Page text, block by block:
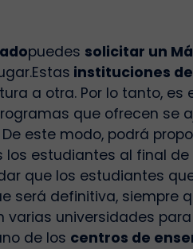
puedes solicitar un
Estas instituciones
a otra. Por lo tanto, es
que ofrecen se
este modo, podrá
los estudiantes al final de
que los estudiantes
será definitiva, siempre
varias universidades
de los centros de